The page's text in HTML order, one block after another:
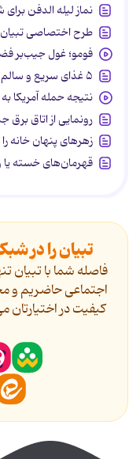
نماز لیله الدفن
طرح اختصاصی
فومو؛ غول جیب‌بر
۵ غذای سریع و سالم برای طبیعت‌گردی
نتیجه حمله آمریکا
رونمایی از اتاق برق
زهرهای پنهان خانه
قهرمان‌های خسته یا
تبیان را در
فاصله شما با
اجتماعی حاضریم و
کیفیت در اختیارتان